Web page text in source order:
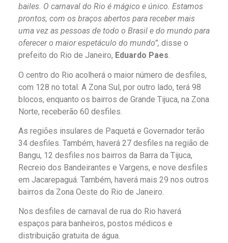
bailes. O carnaval do Rio é mágico e único. Estamos
prontos, com os braços abertos para receber mais
uma vez as pessoas de todo o Brasil e do mundo para
oferecer o maior espetáculo do mundo”, disse o
prefeito do Rio de Janeiro, Eduardo Paes.
O centro do Rio acolherá o maior número de desfiles,
com 128 no total. A Zona Sul, por outro lado, terá 98
blocos, enquanto os bairros de Grande Tijuca, na Zona
Norte, receberão 60 desfiles.
As regiões insulares de Paquetá e Governador terão
34 desfiles. Também, haverá 27 desfiles na região de
Bangu, 12 desfiles nos bairros da Barra da Tijuca,
Recreio dos Bandeirantes e Vargens, e nove desfiles
em Jacarepaguá. Também, haverá mais 29 nos outros
bairros da Zona Oeste do Rio de Janeiro.
Nos desfiles de carnaval de rua do Rio haverá
espaços para banheiros, postos médicos e
distribuição gratuita de água.